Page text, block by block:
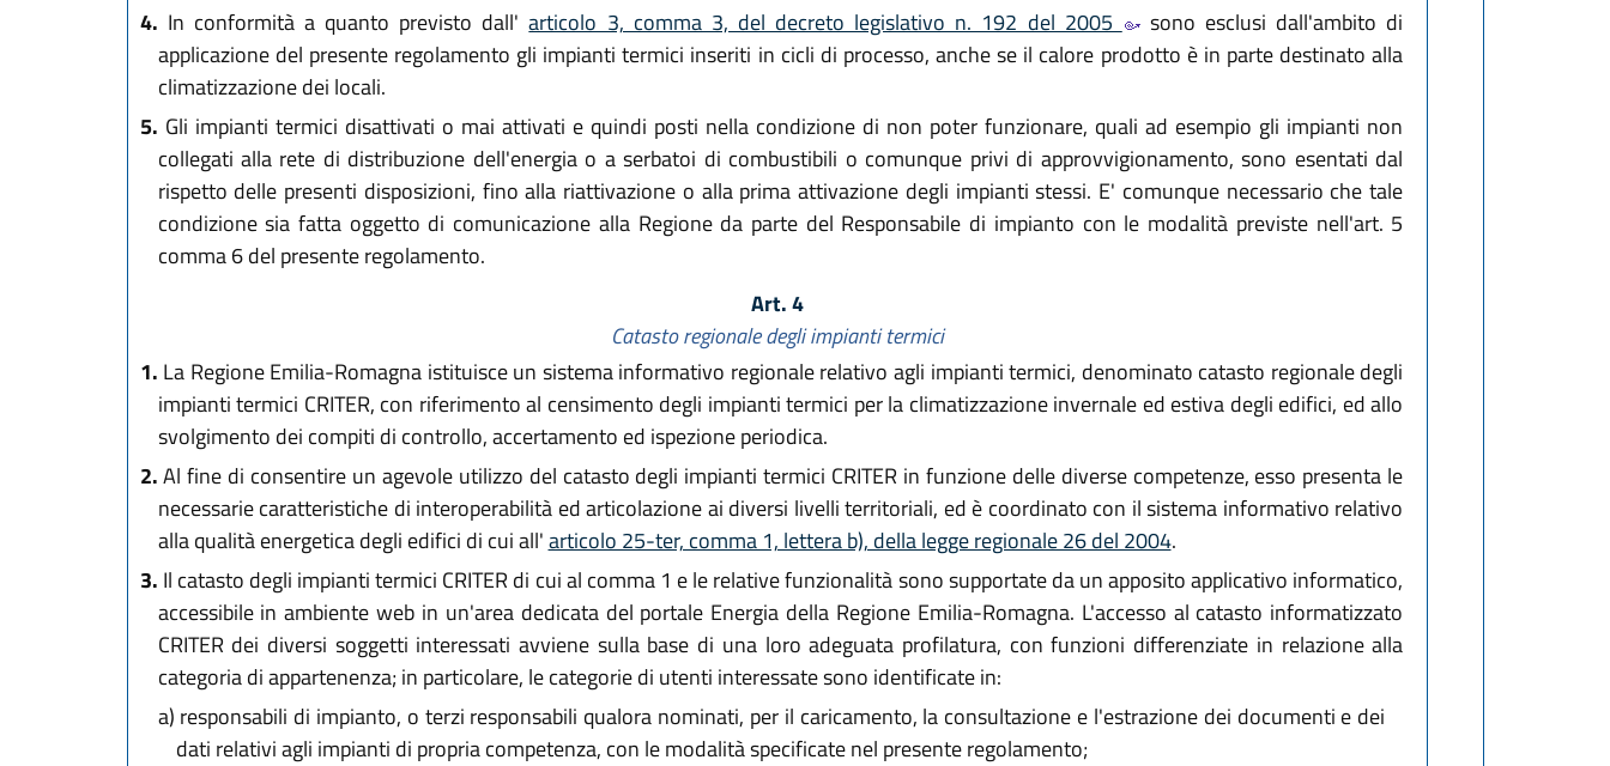
4. In conformità a quanto previsto dall'articolo 3, comma 3, del decreto legislativo n. 192 del 2005
sono esclusi dall'ambito di
applicazione del presente regolamento gli impianti termici inseriti in cicli di processo, anche se il calore prodotto è in parte destinato alla
climatizzazione dei locali.
5. Gli impianti termici disattivati o mai attivati e quindi posti nella condizione di non poter funzionare, quali ad esempio gli impianti non
collegati alla rete di distribuzione dell'energia o a serbatoi di combustibili o comunque privi di approvvigionamento, sono esentati dal
rispetto delle presenti disposizioni, fino alla riattivazione o alla prima attivazione degli impianti stessi. E' comunque necessario che tale
condizione sia fatta oggetto di comunicazione alla Regione da parte del Responsabile di impianto con le modalità previste nell'art. 5
comma 6 del presente regolamento.
Art. 4
Catasto regionale degli impianti termici
1. La Regione Emilia-Romagna istituisce un sistema informativo regionale relativo agli impianti termici, denominato catasto regionale degli
impianti termici CRITER, con riferimento al censimento degli impianti termici per la climatizzazione invernale ed estiva degli edifici, ed allo
svolgimento dei compiti di controllo, accertamento ed ispezione periodica.
2.Al fine di consentire un agevole utilizzo del catasto degli impianti termici CRITER in funzione delle diverse competenze, esso presenta le
necessarie caratteristiche di interoperabilità ed articolazione ai diversi livelli territoriali, ed è coordinato con il sistema informativo relativo
alla qualità energetica degli edifici di cui all'articolo 25-ter, comma 1, lettera b), della legge regionale 26 del 2004.
3. Il catasto degli impianti termici CRITER di cui al comma 1 e le relative funzionalità sono supportate da un apposito applicativo informatico,
accessibile in ambiente web in un'area dedicata del portale Energia della Regione Emilia-Romagna. L'accesso al catasto informatizzato
CRITER dei diversi soggetti interessati avviene sulla base di una loro adeguata profilatura, con funzioni differenziate in relazione alla
categoria di appartenenza; in particolare, le categorie di utenti interessate sono identificate in:
a) responsabili di impianto, o terzi responsabili qualora nominati, per il caricamento, la consultazione e l'estrazione dei documenti e dei
dati relativi agli impianti di propria competenza, con le modalità specificate nel presente regolamento;